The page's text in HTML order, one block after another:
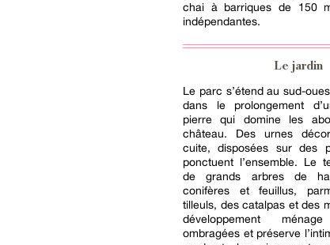
chai à barriques de 150
indépendantes.
Le jardin
Le parc s’étend au sud-
dans le prolongement
pierre qui domine les
château. Des urnes
cuite, disposées sur des
ponctuent l’ensemble. Le
de grands arbres de
conifères et feuillus,
tilleuls, des catalpas et des
développement
ombragées et préserve